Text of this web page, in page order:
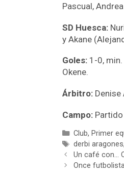
Pascual,
SD Huesca:
y Akane
Goles: 1-0,
Okene.
Árbitro: Denise
Campo:
Club, Primer
derbi aragones,
Un café con…
Once